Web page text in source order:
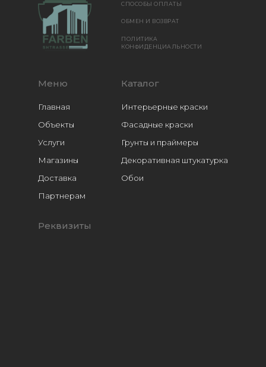
Каталог
Интерьерные краски
Фасадные краски
Грунты и праймеры
Декоративная штукатурка
Обои
Расходники
Меню
Главная
Объекты
Услуги
Магазины
Доставка
Реквизиты
ОБМЕН И ВОЗВРАТ
СПОСОБЫ ОПЛАТЫ
ПОЛИТИКА
КОНФИДЕНЦИАЛЬНОСТИ
Партнерам